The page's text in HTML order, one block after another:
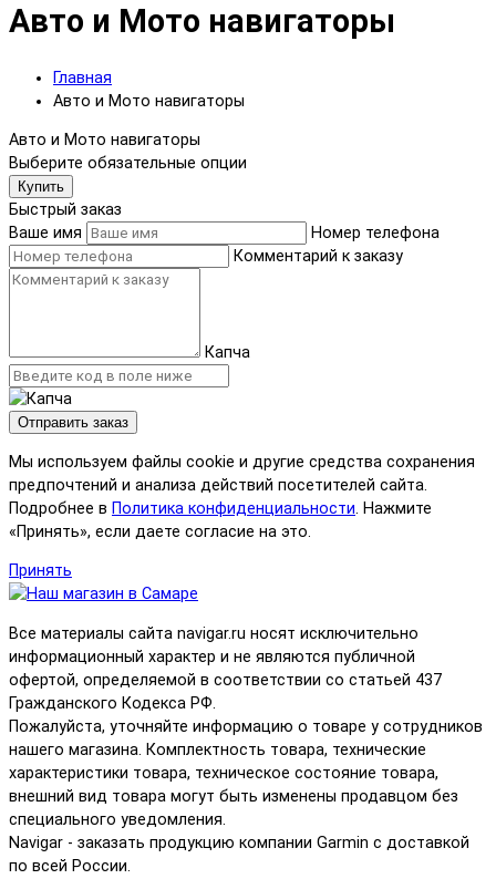
Авто и Мото навигаторы
Главная
Авто и Мото навигаторы
Авто и Мото навигаторы
Выберите обязательные опции
Купить
Быстрый заказ
Ваше имя
Номер телефона
Комментарий к заказу
Капча
Отправить заказ
Мы используем файлы cookie и другие средства сохранения
предпочтений и анализа действий посетителей сайта.
Подробнее в Политика конфиденциальности. Нажмите
«Принять», если даете согласие на это.
Принять
Все материалы сайта navigar.ru носят исключительно
информационный характер и не являются публичной
офертой, определяемой в соответствии со статьей 437
Гражданского Кодекса РФ.
Пожалуйста, уточняйте информацию о товаре у сотрудников
нашего магазина. Комплектность товара, технические
характеристики товара, техническое состояние товара,
внешний вид товара могут быть изменены продавцом без
специального уведомления.
Navigar - заказать продукцию компании Garmin с доставкой
по всей России.